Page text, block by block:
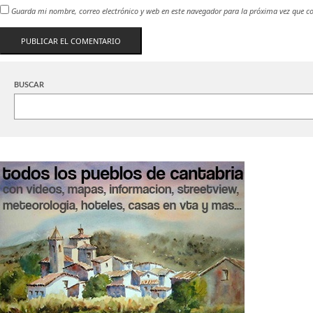
Guarda mi nombre, correo electrónico y web en este navegador para la próxima vez que
BUSCAR